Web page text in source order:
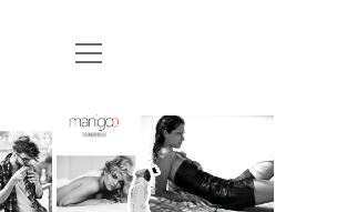
MANIGOO BLOG
MANIGOO MODELS
& DATENSCHUTZ
Menü
öffnen